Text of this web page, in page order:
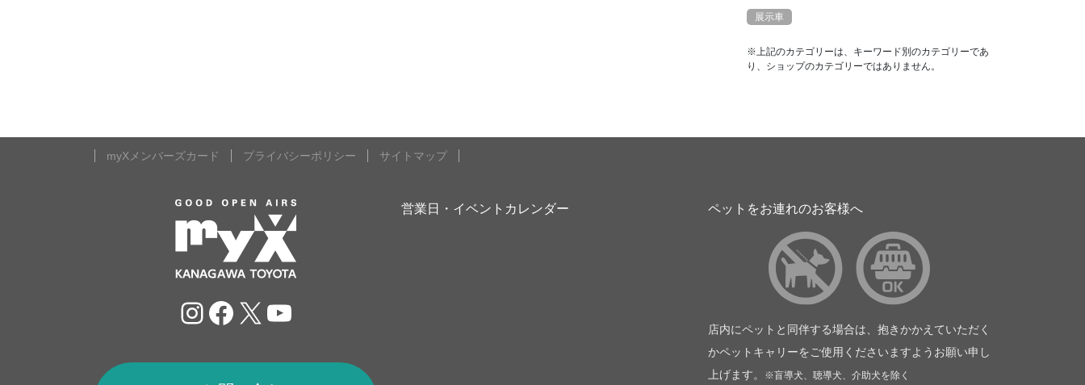
展示車
※上記のカテゴリーは、キーワード別のカテゴリーであ
り、ショップのカテゴリーではありません。
myXメンバーズカード プライバシーポリシー サイトマップ
Instagram
Facebook
X YouTube
営業日・イベントカレンダー ペットをお連れのお客様へ
店内にペットと同伴する場合は、抱きかかえていただく
かペットキャリーをご使用くださいますようお願い申し
上げます。
※盲導犬、聴導犬、介助犬を除く